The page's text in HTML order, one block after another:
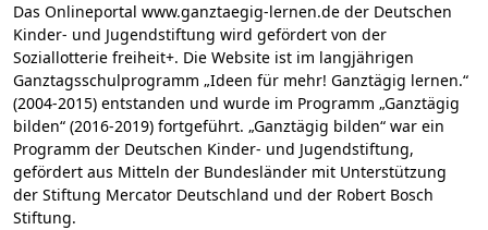
Das Onlineportal www.ganztaegig-lernen.de der Deutschen
Kinder- und Jugendstiftung wird gefördert von der
Soziallotterie freiheit+. Die Website ist im langjährigen
Ganztagsschulprogramm „Ideen für mehr! Ganztägig lernen.“
(2004-2015) entstanden und wurde im Programm „Ganztägig
bilden“ (2016-2019) fortgeführt. „Ganztägig bilden“ war ein
Programm der Deutschen Kinder- und Jugendstiftung,
gefördert aus Mitteln der Bundesländer mit Unterstützung
der Stiftung Mercator Deutschland und der Robert Bosch
Stiftung.